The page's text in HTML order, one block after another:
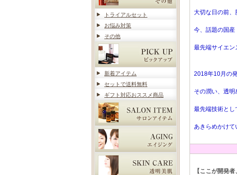
トライアルセット
お悩み対策
その他
新着アイテム
セットで送料無料
ギフト対応おススメ商品
大切な日の前、
今、話題の国産
最先端サイエン
2018年10月の
その潤い、透明
最先端技術とし
あきらめかけて
【ここが開発